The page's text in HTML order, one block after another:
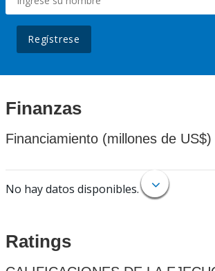
Regístrese
Finanzas
Financiamiento (millones de US$)
No hay datos disponibles.
Ratings